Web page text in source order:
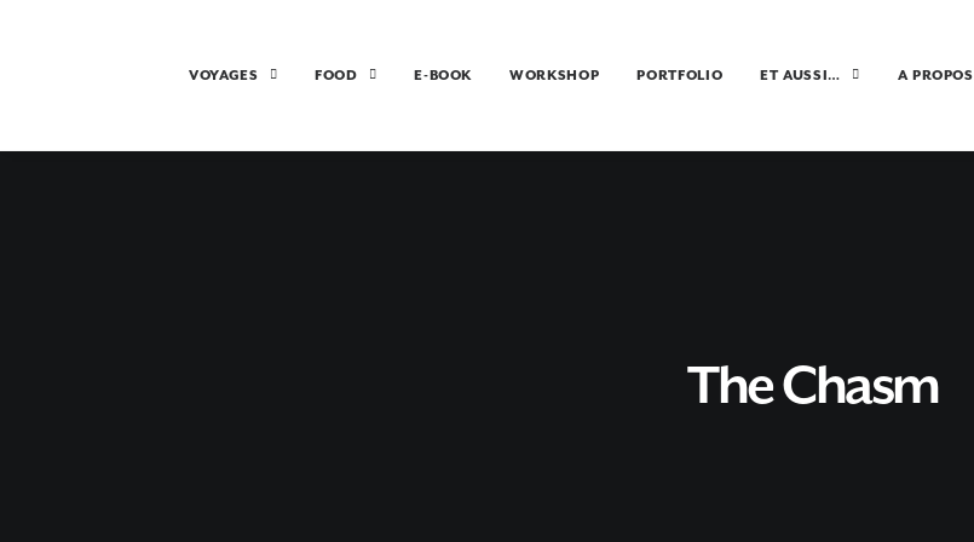
VOYAGES FOOD E-BOOK WORKSHOP PORTFOLIO ET AUSSI… A PROPOS
The Chasm